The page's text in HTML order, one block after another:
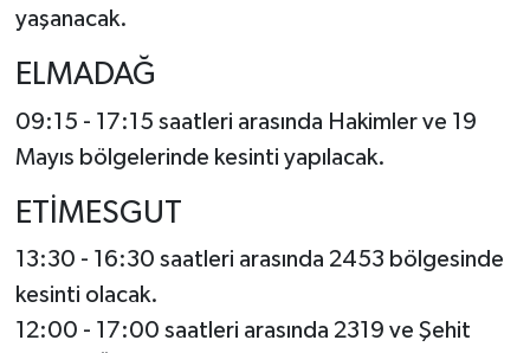
yaşanacak.
ELMADAĞ
09:15 - 17:15 saatleri arasında Hakimler ve 19
Mayıs bölgelerinde kesinti yapılacak.
ETİMESGUT
13:30 - 16:30 saatleri arasında 2453 bölgesinde
kesinti olacak.
12:00 - 17:00 saatleri arasında 2319 ve Şehit